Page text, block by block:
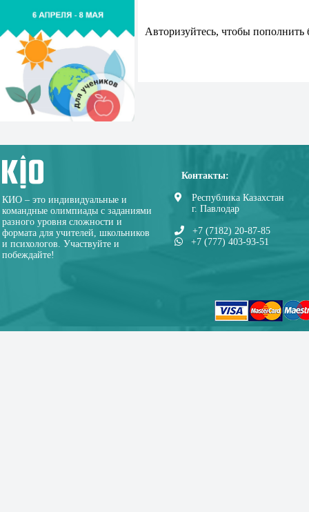
Авторизуйтесь, чтобы пополнить
КИО – это индивидуальные и
командные олимпиады с заданиями
разного уровня сложности и
формата для учителей, школьников
и психологов. Участвуйте и
побеждайте!
Контакты:
Республика Казахстан
г. Павлодар
+7 (7182) 20-87-85
+7 (777) 403-93-51